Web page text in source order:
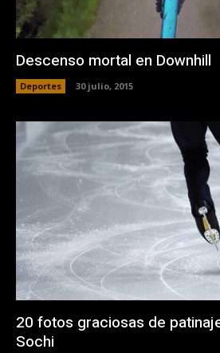
Descenso mortal en Downhill
Deportes 30 julio, 2015
20 fotos graciosas de
Sochi